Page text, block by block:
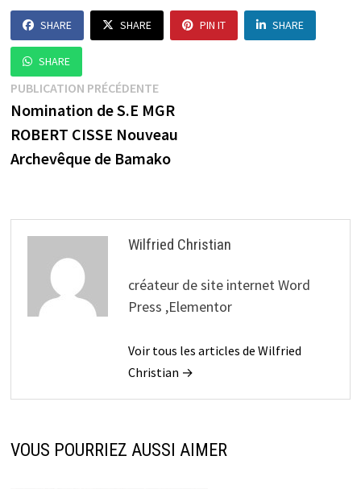
SHARE SHARE PIN IT SHARE
SHARE
Navigation
de
l’article
PUBLICATION PRÉCÉDENTEPublication
précédente :
Nomination de S.E MGR
ROBERT CISSE Nouveau
Archevêque de Bamako
Wilfried Christian
créateur de site internet Word
Press ,Elementor
Voir tous les articles de Wilfried
Christian →
VOUS POURRIEZ AUSSI AIMER